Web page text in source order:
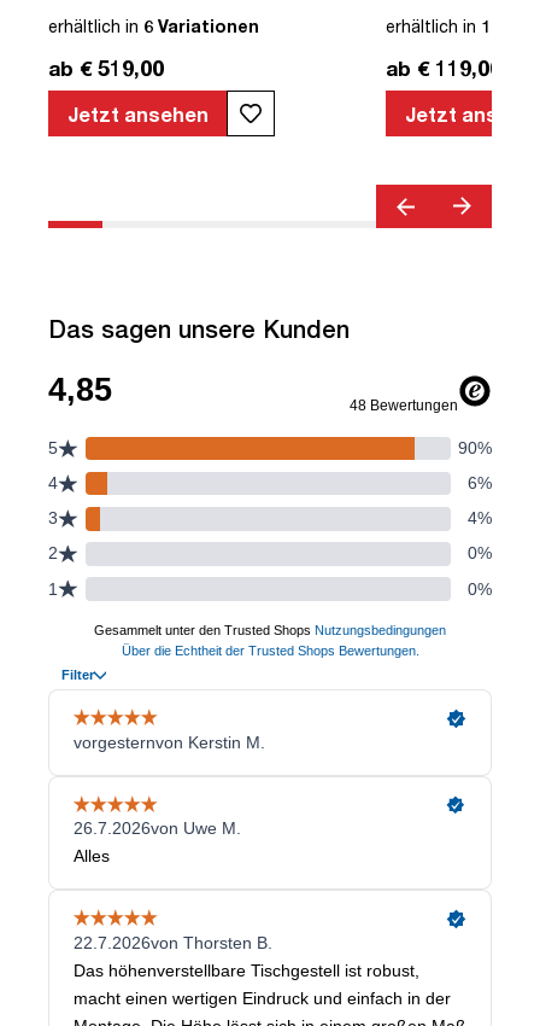
Textil | Schwarz | Schwarz | Drehstuhl |
Streamo | bis zu 120 kg | TÜV©
geprüfte Sicherheit | TÜV© geprüfte
Ergonomie | Quality Office© | TÜV©
erhältlich in 6 Variationen
ab € 519,00
Jetzt ansehen
erhältlich in 12
ab € 119,00
Jetzt
Das sagen unsere Kunden